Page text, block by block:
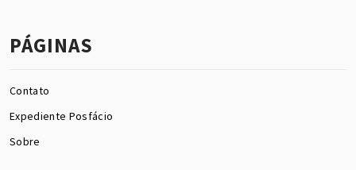
PÁGINAS
Contato
Expediente Posfácio
Sobre